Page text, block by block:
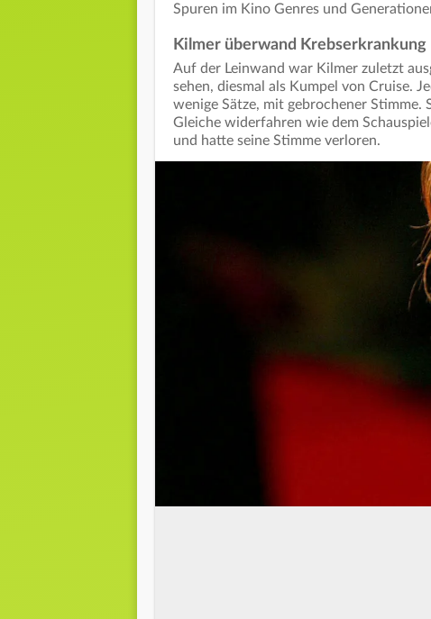
Spuren im Kino Genres und
Kilmer überwand Krebserkrankung
Auf der Leinwand war Kilmer zuletzt
sehen, diesmal als Kumpel von Cruise.
wenige Sätze, mit gebrochener Stimme.
Gleiche widerfahren wie dem
und hatte seine Stimme verloren.